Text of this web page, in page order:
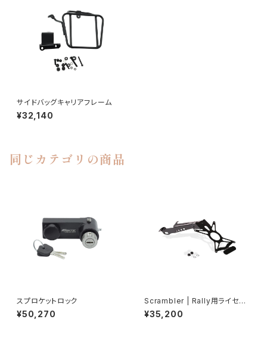
サイドバッグキャリアフレーム
¥32,140
同じカテゴリの商品
スプロケットロック
¥50,270
Scrambler | Rally用ライセン
スプレートホルダー
¥35,200